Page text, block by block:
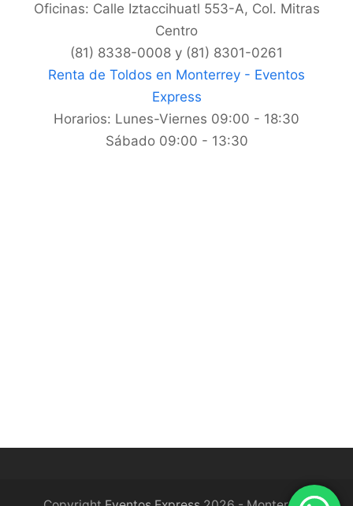
Oficinas: Calle Iztaccihuatl 553-A, Col. Mitras
Centro
(81) 8338-0008 y (81) 8301-0261
Renta de Toldos en Monterrey - Eventos
Express
Horarios: Lunes-Viernes 09:00 - 18:30
Sábado 09:00 - 13:30